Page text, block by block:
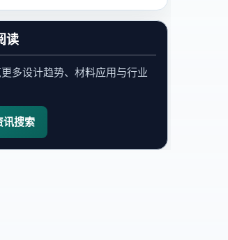
读
多设计趋势、材料应用与行业
讯搜索